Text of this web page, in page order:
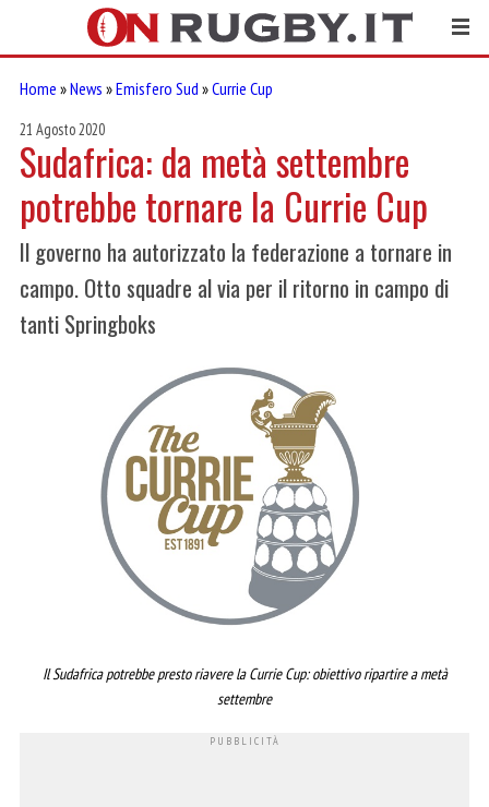
Home »News »Emisfero Sud »Currie Cup
21 Agosto 2020
Sudafrica: da metà settembre
potrebbe tornare la Currie Cup
Il governo ha autorizzato la federazione a tornare in
campo. Otto squadre al via per il ritorno in campo di
tanti Springboks
Il Sudafrica potrebbe presto riavere la Currie Cup: obiettivo ripartire a metà
settembre